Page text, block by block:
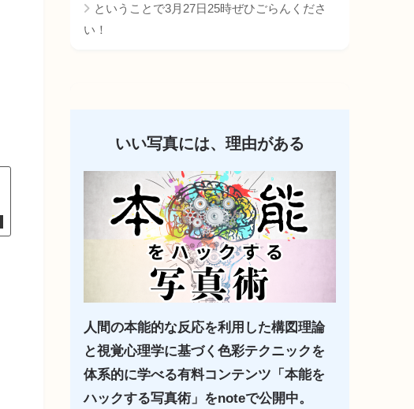
ということで3月27日25時ぜひごらんくださ
い！
いい写真には、理由がある
人間の本能的な反応を利用した構図理論
と視覚心理学に基づく色彩テクニックを
体系的に学べる有料コンテンツ「本能を
ハックする写真術」をnoteで公開中。